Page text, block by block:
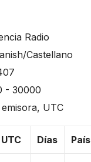
Radio
Castellano
- 30000
UTC
Días País